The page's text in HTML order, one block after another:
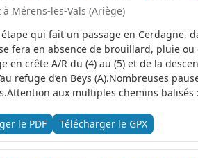
à Mérens-les-Vals (Ariège)
qui fait un passage en Cerdagne,
fera en absence de brouillard, pluie ou
en crête A/R du (4) au (5) et de la
refuge d’en Beys (A).Nombreuses
aux multiples chemins
le descriptif, la trace gpx et les
Nationale de Chasse et de Faune
Voir infos pratiques.
le PDF Télécharger le GPX